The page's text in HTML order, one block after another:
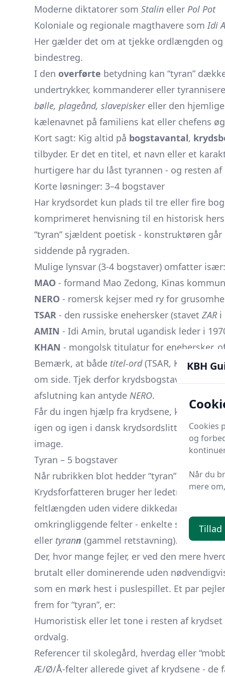
Moderne diktatorer som Stalin eller Pol Pot
Koloniale og regionale magthavere somIdi
Her gælder det om at tjekke ordlængden
bindestreg.
I den overførte betydning kan “tyran”
undertrykker, kommanderer eller
bølle, plageånd, slavepiske­reller den
kælenavnet på familiens kat eller chefens
Kort sagt: Kig altid på bogstavantal,
tilbyder. Er det en titel, et navn eller et
hurtigere har du låst tyrannen - og resten
Korte løsninger: 3–4 bogstaver
Har krydsordet kun plads til tre eller fire
komprimeret henvisning til en historisk
“tyran” sjældent poetisk - konstruktøren
siddende på rygraden.
Mulige lynsvar (3-4 bogstaver) omfatter især:
MAO - formand Mao Zedong, Kinas
NERO - romersk kejser med ry for
TSAR - den russiske enehersker (stavet ZARi
AMIN - Idi Amin, brutal ugandisk leder i
KHAN - mongolsk titulatur for enehersker,
Bemærk, at både titel­-ord(TSAR, KHAN) og
om side. Tjek derfor krydsbogstaverne: Et
afslutning kan antyde NERO.
Får du ingen hjælp fra krydsene, kan du
igen og igen i dansk krydsordslitteratur
image.
Tyran – 5 bogstaver
Når rubrikken blot hedder “tyran”, er den
Krydsforfatteren bruger her ledetråden
feltlængden uden videre dikkedarer. Tjek
omkringliggende felter - enkelte
eller tyrann (gammel retstavning).
Der, hvor mange fejler, er ved den mere
brutalt eller dominerende uden
som en mørk hest i puslespillet. Et par
frem for “tyran”, er:
Humoristisk eller let tone i resten af
ordvalg.
Referencer til skolegård, hverdag eller
Æ/Ø/Å-felter allerede givet af krydsene - de
KBH
Cookies
og
Når du
mere
Tillad